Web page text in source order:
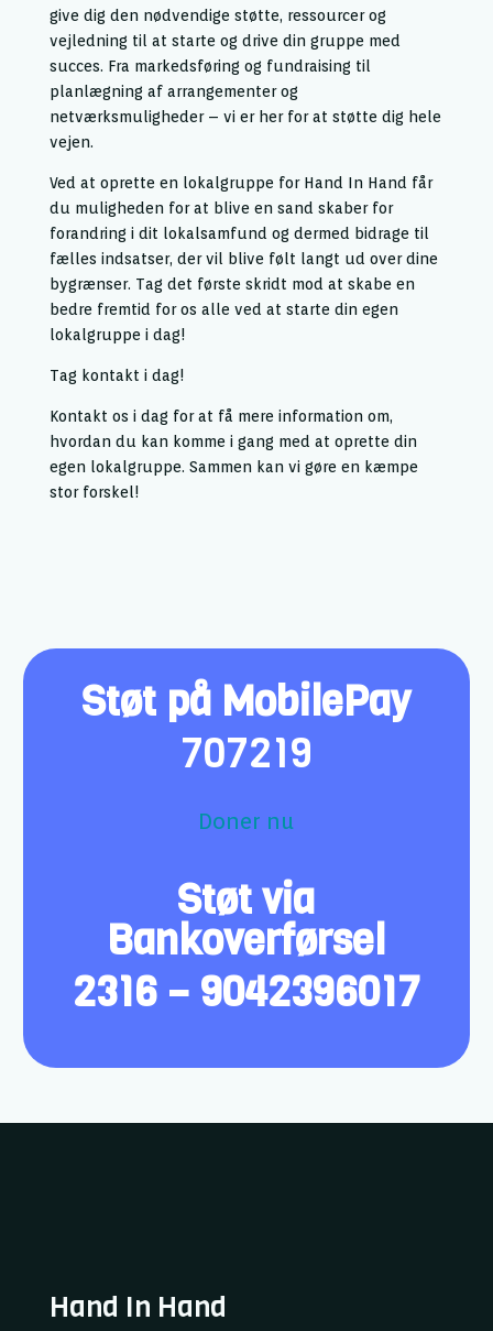
give dig den nødvendige støtte, ressourcer og
vejledning til at starte og drive din gruppe med
succes. Fra markedsføring og fundraising til
planlægning af arrangementer og
netværksmuligheder – vi er her for at støtte dig hele
vejen.
Ved at oprette en lokalgruppe for Hand In Hand får
du muligheden for at blive en sand skaber for
forandring i dit lokalsamfund og dermed bidrage til
fælles indsatser, der vil blive følt langt ud over dine
bygrænser. Tag det første skridt mod at skabe en
bedre fremtid for os alle ved at starte din egen
lokalgruppe i dag!
Tag kontakt i dag!
Kontakt os i dag for at få mere information om,
hvordan du kan komme i gang med at oprette din
egen lokalgruppe. Sammen kan vi gøre en kæmpe
stor forskel!
Støt på MobilePay
707219
Doner nu
Støt via
Bankoverførsel
2316 – 9042396017
Hand In Hand